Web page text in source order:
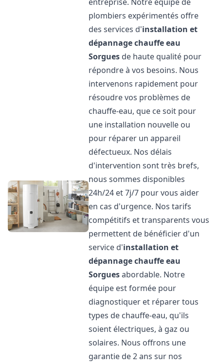
plombiers expérimentés offre
des services d'installation et
dépannage chauffe eau
Sorgues de haute qualité pour
répondre à vos besoins. Nous
intervenons rapidement pour
résoudre vos problèmes de
chauffe-eau, que ce soit pour
une installation nouvelle ou
pour réparer un appareil
défectueux. Nos délais
d'intervention sont très brefs,
nous sommes disponibles
24h/24 et 7j/7 pour vous aider
en cas d'urgence. Nos tarifs
compétitifs et transparents vous
permettent de bénéficier d'un
service d'installation et
dépannage chauffe eau
Sorguesabordable. Notre
équipe est formée pour
diagnostiquer et réparer tous
types de chauffe-eau, qu'ils
soient électriques, à gaz ou
solaires. Nous offrons une
garantie de 2 ans sur nos